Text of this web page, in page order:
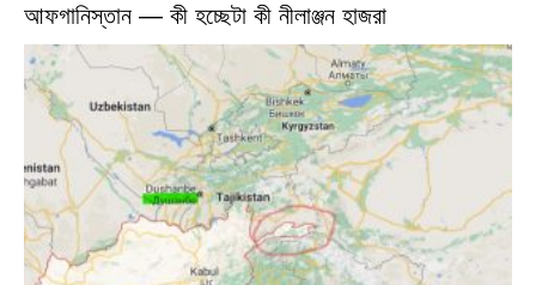
আফগানিস্তান — কী হচ্ছেটা কী নীলাঞ্জন হাজরা